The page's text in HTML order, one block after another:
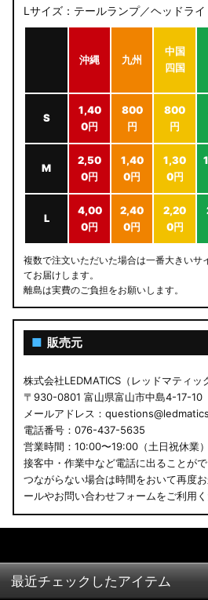
Lサイズ：テールランプ／ヘッドラ
沖縄 九州
中国
四国
S
1,40
0円
800
円
800
円
M
2,50
0円
1,40
0円
1,30
0円
L
4,00
0円
2,40
0円
2,20
0円
複数で注文いただいた場合は一番大きいサ
てお届けします。
離島は実費のご負担をお願いします。
■ 販売元
株式会社LEDMATICS（レッドマティッ
〒930-0801 富山県富山市中島4-17-10
メールアドレス：
電話番号：076-437-5635
営業時間：10:00〜19:00（土日祝休業）
接客中・作業中など電話に出ることがで
つながらない場合は時間をおいて再度
ールやお問い合わせフォームをご利用く
最近チェックしたアイテム